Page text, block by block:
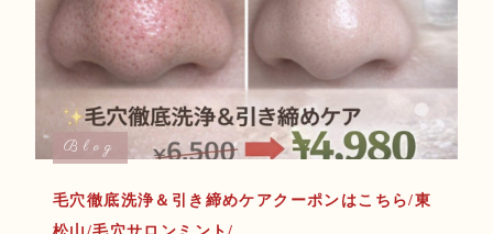
Blog
毛穴徹底洗浄＆引き締めケアクーポンはこちら/東